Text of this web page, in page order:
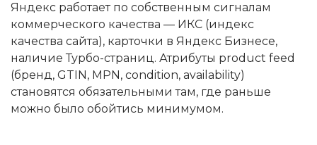
Яндекс работает по собственным сигналам
коммерческого качества — ИКС (индекс
качества сайта), карточки в Яндекс Бизнесе,
наличие Турбо-страниц. Атрибуты product feed
(бренд, GTIN, MPN, condition, availability)
становятся обязательными там, где раньше
можно было обойтись минимумом.